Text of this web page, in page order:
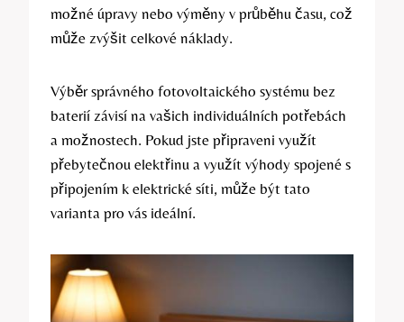
možné úpravy nebo výměny v průběhu času, což
může zvýšit celkové náklady.
Výběr správného fotovoltaického systému bez
baterií závisí na vašich individuálních potřebách
a možnostech. Pokud jste připraveni využít
přebytečnou elektřinu a využít výhody spojené s
připojením k elektrické síti, může být tato
varianta pro vás ideální.